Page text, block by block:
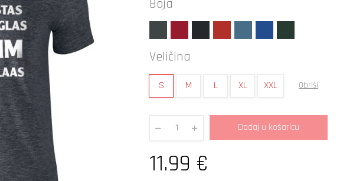
Boja
Veličina
S M L XL XXL Obriši
Quantity
Dodaj u košaricu
11.99 €